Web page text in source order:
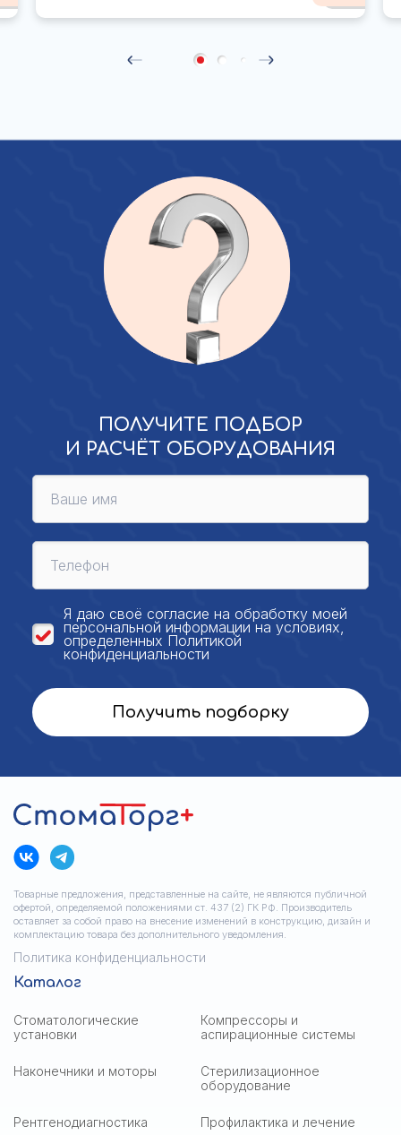
ПОЛУЧИТЕ ПОДБОР
И РАСЧЁТ ОБОРУДОВАНИЯ
Я даю своё согласие на обработку моей
персональной информации на условиях,
определенных Политикой
конфиденциальности
Получить подборку
Товарные предложения, представленные на сайте, не являются публичной
офертой, определяемой положениями ст. 437 (2) ГК РФ. Производитель
оставляет за собой право на внесение изменений в конструкцию, дизайн и
комплектацию товара без дополнительного уведомления.
Политика конфиденциальности
Каталог
Стоматологические
установки
Компрессоры и
аспирационные системы
Наконечники и моторы
Стерилизационное
оборудование
Рентгенодиагностика Профилактика и лечение